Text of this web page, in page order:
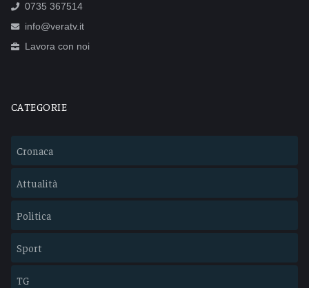
0735 367514
info@veratv.it
Lavora con noi
CATEGORIE
Cronaca
Attualità
Politica
Sport
TG